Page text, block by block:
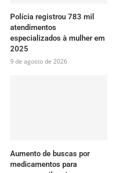
Polícia registrou 783 mil
atendimentos
especializados à mulher em
2025
9 de agosto de 2026
Aumento de buscas por
medicamentos para